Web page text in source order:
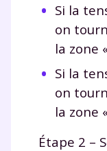
Si la
on
la zone
Si la
on
la zone
Étape 2 –